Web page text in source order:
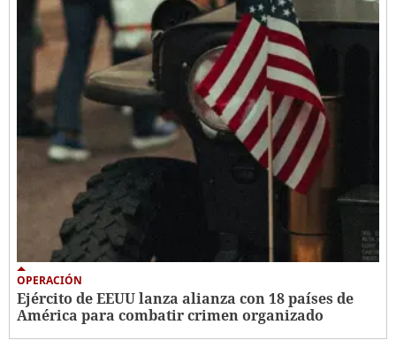
OPERACIÓN
Ejército de EEUU lanza alianza con 18 países de
América para combatir crimen organizado